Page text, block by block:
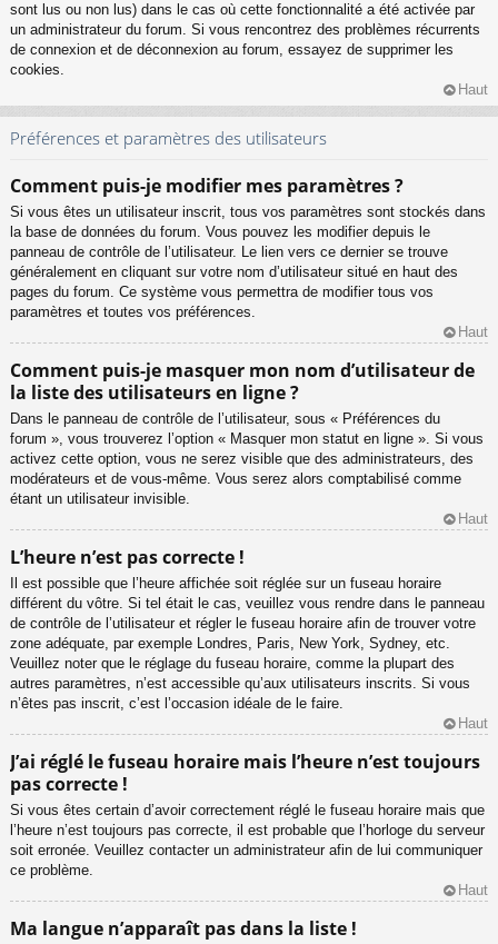
sont lus ou non lus) dans le cas où cette fonctionnalité a été activée par
un administrateur du forum. Si vous rencontrez des problèmes récurrents
de connexion et de déconnexion au forum, essayez de supprimer les
cookies.
Haut
Préférences et paramètres des utilisateurs
Comment puis-je modifier mes paramètres ?
Si vous êtes un utilisateur inscrit, tous vos paramètres sont stockés dans
la base de données du forum. Vous pouvez les modifier depuis le
panneau de contrôle de l’utilisateur. Le lien vers ce dernier se trouve
généralement en cliquant sur votre nom d’utilisateur situé en haut des
pages du forum. Ce système vous permettra de modifier tous vos
paramètres et toutes vos préférences.
Haut
Comment puis-je masquer mon nom d’utilisateur de
la liste des utilisateurs en ligne ?
Dans le panneau de contrôle de l’utilisateur, sous « Préférences du
forum », vous trouverez l’option « Masquer mon statut en ligne ». Si vous
activez cette option, vous ne serez visible que des administrateurs, des
modérateurs et de vous-même. Vous serez alors comptabilisé comme
étant un utilisateur invisible.
Haut
L’heure n’est pas correcte !
Il est possible que l’heure affichée soit réglée sur un fuseau horaire
différent du vôtre. Si tel était le cas, veuillez vous rendre dans le panneau
de contrôle de l’utilisateur et régler le fuseau horaire afin de trouver votre
zone adéquate, par exemple Londres, Paris, New York, Sydney, etc.
Veuillez noter que le réglage du fuseau horaire, comme la plupart des
autres paramètres, n’est accessible qu’aux utilisateurs inscrits. Si vous
n’êtes pas inscrit, c’est l’occasion idéale de le faire.
Haut
J’ai réglé le fuseau horaire mais l’heure n’est toujours
pas correcte !
Si vous êtes certain d’avoir correctement réglé le fuseau horaire mais que
l’heure n’est toujours pas correcte, il est probable que l’horloge du serveur
soit erronée. Veuillez contacter un administrateur afin de lui communiquer
ce problème.
Haut
Ma langue n’apparaît pas dans la liste !